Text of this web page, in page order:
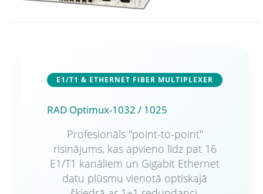
E1/T1 & ETHERNET FIBER MULTIPLEXER
RAD Optimux-1032 / 1025
Profesionāls "point-to-point"
risinājums, kas apvieno līdz pat 16
E1/T1 kanāliem un Gigabit Ethernet
datu plūsmu vienotā optiskajā